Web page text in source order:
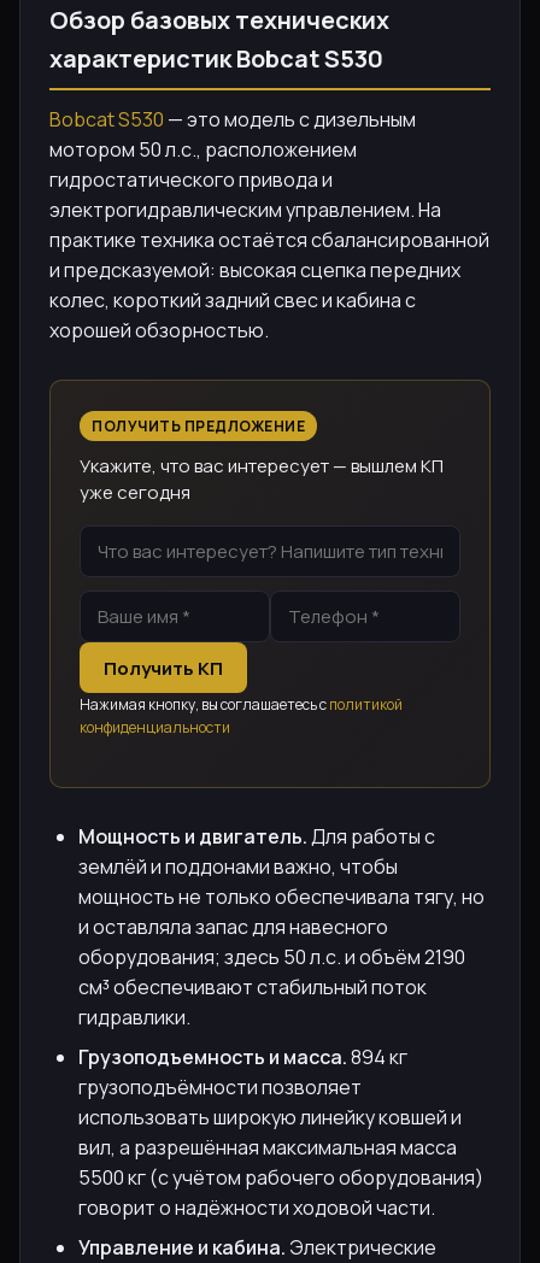
Обзор базовых технических
характеристик Bobcat S530
Bobcat S530 — это модель с дизельным
мотором 50 л.с., расположением
гидростатического привода и
электрогидравлическим управлением. На
практике техника остаётся сбалансированной
и предсказуемой: высокая сцепка передних
колес, короткий задний свес и кабина с
хорошей обзорностью.
ПОЛУЧИТЬ ПРЕДЛОЖЕНИЕ
Укажите, что вас интересует — вышлем КП
уже сегодня
Получить КП
Нажимая кнопку, вы соглашаетесь сполитикой
конфиденциальности
Мощность и двигатель.Для работы с
землёй и поддонами важно, чтобы
мощность не только обеспечивала тягу, но
и оставляла запас для навесного
оборудования; здесь 50 л.с. и объём 2190
см³ обеспечивают стабильный поток
гидравлики.
Грузоподъемность и масса.894 кг
грузоподъёмности позволяет
использовать широкую линейку ковшей и
вил, а разрешённая максимальная масса
5500 кг (с учётом рабочего оборудования)
говорит о надёжности ходовой части.
Управление и кабина. Электрические